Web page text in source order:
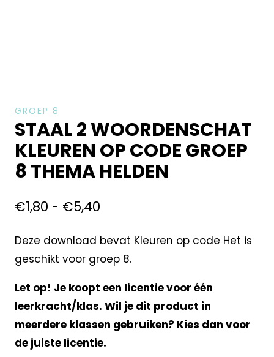
GROEP 8
STAAL 2 WOORDENSCHAT
KLEUREN OP CODE GROEP
8 THEMA HELDEN
€1,80 - €5,40
Deze download bevat Kleuren op code Het is
geschikt voor groep 8.
Let op! Je koopt een licentie voor één
leerkracht/klas. Wil je dit product in
meerdere klassen gebruiken? Kies dan voor
de juiste licentie.